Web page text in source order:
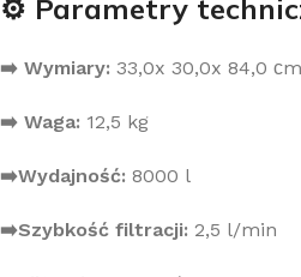
⚙️ Parametry
➡️ Wymiary: 33,0x 30,0x 84,0 сm
➡️ Waga: 12,5 kg
➡️Wydajność: 8000 l
➡️Szybkość filtracji: 2,5 l/min